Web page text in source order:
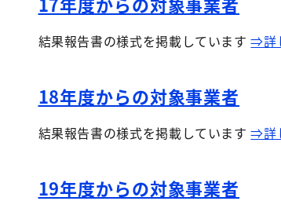
結果報告書の様式を掲載しています⇒詳
18年度からの対象事業者
結果報告書の様式を掲載しています⇒詳
19年度からの対象事業者